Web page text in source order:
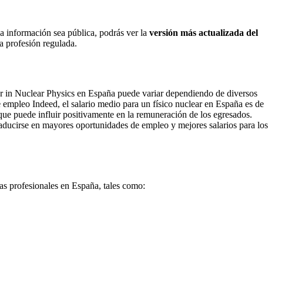
información sea pública, podrás ver la versión más actualizada del
profesión regulada.
Nuclear Physics en España puede variar dependiendo de diversos
Indeed, el salario medio para un físico nuclear en España es de
puede influir positivamente en la remuneración de los egresados.
en mayores oportunidades de empleo y mejores salarios para los
profesionales en España, tales como: